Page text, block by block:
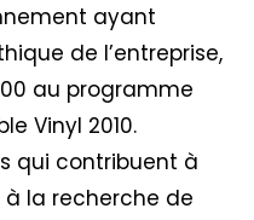
ayant
de l’entreprise,
au programme
Vinyl 2010.
qui contribuent à
la recherche de